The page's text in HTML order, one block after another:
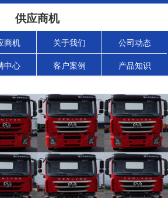
供应商机
商机 关于我们 公司动态
中心 客户案例 产品知识